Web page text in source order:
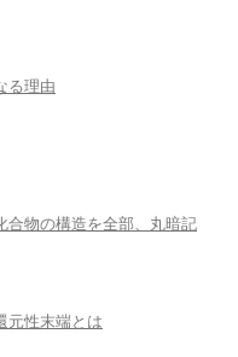
る理由
合物の構造を全部、丸暗記
元性末端とは